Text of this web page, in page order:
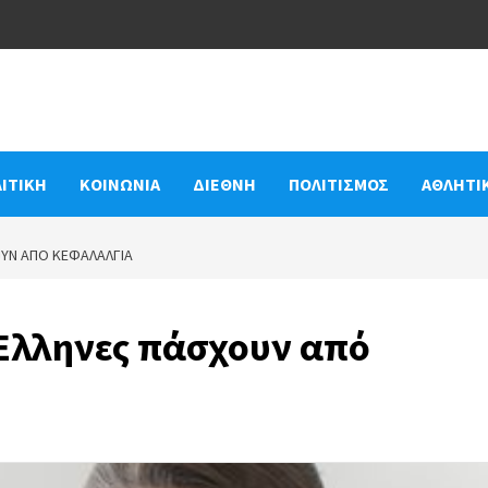
ΚΟΙΝΩΝΙΑ ΔΙΕΘΝΗ ΠΟΛΙΤΙΣΜΟΣ
ΑΠΌ ΚΕΦΑΛΑΛΓΊΑ
πάσχουν από